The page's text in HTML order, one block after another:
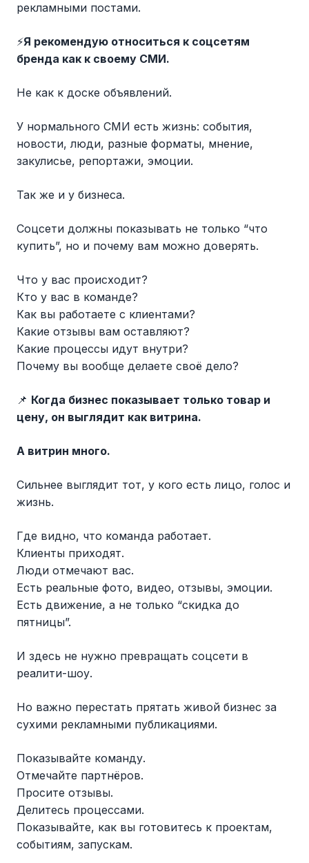
рекламными постами.
⚡Я рекомендую относиться к соцсетям
бренда как к своему СМИ.
Не как к доске объявлений.
У нормального СМИ есть жизнь: события,
новости, люди, разные форматы, мнение,
закулисье, репортажи, эмоции.
Так же и у бизнеса.
Соцсети должны показывать не только “что
купить”, но и почему вам можно доверять.
Что у вас происходит?
Кто у вас в команде?
Как вы работаете с клиентами?
Какие отзывы вам оставляют?
Какие процессы идут внутри?
Почему вы вообще делаете своё дело?
📌 Когда бизнес показывает только товар и
цену, он выглядит как витрина.
А витрин много.
Сильнее выглядит тот, у кого есть лицо, голос и
жизнь.
Где видно, что команда работает.
Клиенты приходят.
Люди отмечают вас.
Есть реальные фото, видео, отзывы, эмоции.
Есть движение, а не только “скидка до
пятницы”.
И здесь не нужно превращать соцсети в
реалити-шоу.
Но важно перестать прятать живой бизнес за
сухими рекламными публикациями.
Показывайте команду.
Отмечайте партнёров.
Просите отзывы.
Делитесь процессами.
Показывайте, как вы готовитесь к проектам,
событиям, запускам.